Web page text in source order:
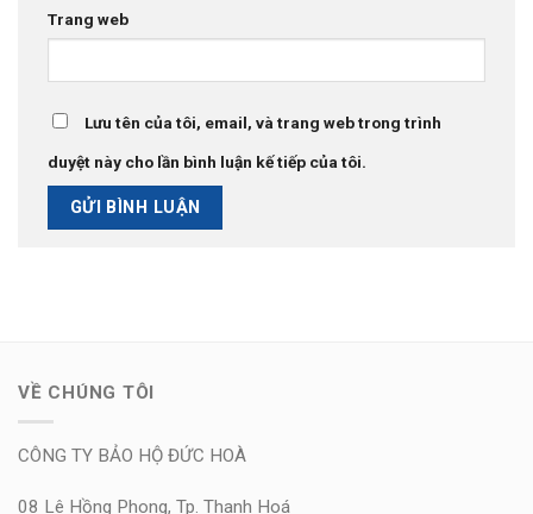
Trang web
Lưu tên của tôi, email, và trang web trong trình
duyệt này cho lần bình luận kế tiếp của tôi.
VỀ CHÚNG TÔI
CÔNG TY BẢO HỘ ĐỨC HOÀ
08 Lê Hồng Phong, Tp. Thanh Hoá